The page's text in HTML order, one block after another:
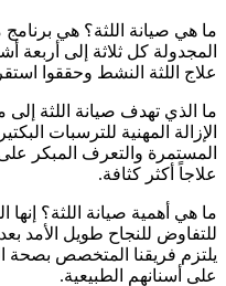
ما هي صيانة اللثة؟ هي برنامج
المجدولة كل ثلاثة إلى أربعة
علاج اللثة النشط وحققوا
ما الذي تهدف صيانة اللثة
الإزالة المهنية للترسبات
المستمرة والتعرف المبكر
علاجاً أكثر كثافة.
ما هي أهمية صيانة اللثة؟ إنها
للتفاوض للنجاح طويل الأمد
يلتزم فريقنا المتخصص بصحة
على أسنانهم الطبيعية.